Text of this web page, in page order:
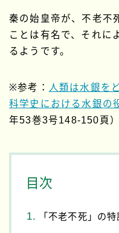
秦の始皇帝が、不老不
ことは有名で、それに
るようです。
※参考： 人類は水銀を
科学史における水銀の
年53巻3号148-150頁）
目次
「不老不死」の